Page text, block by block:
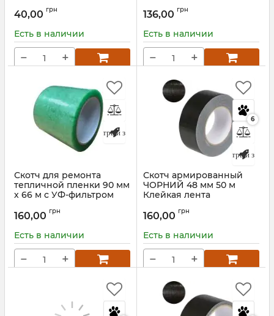
40,00 грн
Есть в наличии
− +
136,00 грн
Есть в наличии
− +
Быстрый заказ
Скотч для ремонта
тепличной пленки 90 мм
х 66 м с УФ-фильтром
160,00 грн
Есть в наличии
− +
6
Быстрый заказ
Скотч армированный
ЧОРНИЙ 48 мм 50 м
Клейкая лента
160,00 грн
Есть в наличии
− +